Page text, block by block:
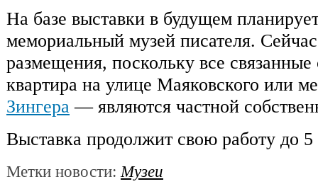
На базе выставки в будущем
мемориальный музей писателя.
размещения, поскольку все
квартира на улице Маяковского или
Зингера — являются частной
Выставка продолжит свою работу до 5
Метки новости:Музеи